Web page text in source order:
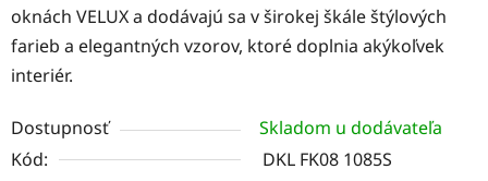
oknách VELUX a dodávajú sa v širokej škále štýlových
farieb a elegantných vzorov, ktoré doplnia akýkoľvek
interiér.
Dostupnosť
Skladom u dodávateľa
Kód:
DKL FK08 1085S